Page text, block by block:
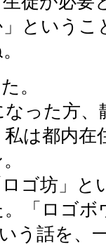
というこ
。
った方、
は都内在
ゴ坊」と
「ロゴ
う話を、